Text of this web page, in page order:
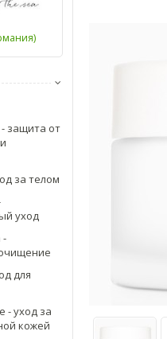
защита от
за телом
уход
-
для
- уход за
кожей